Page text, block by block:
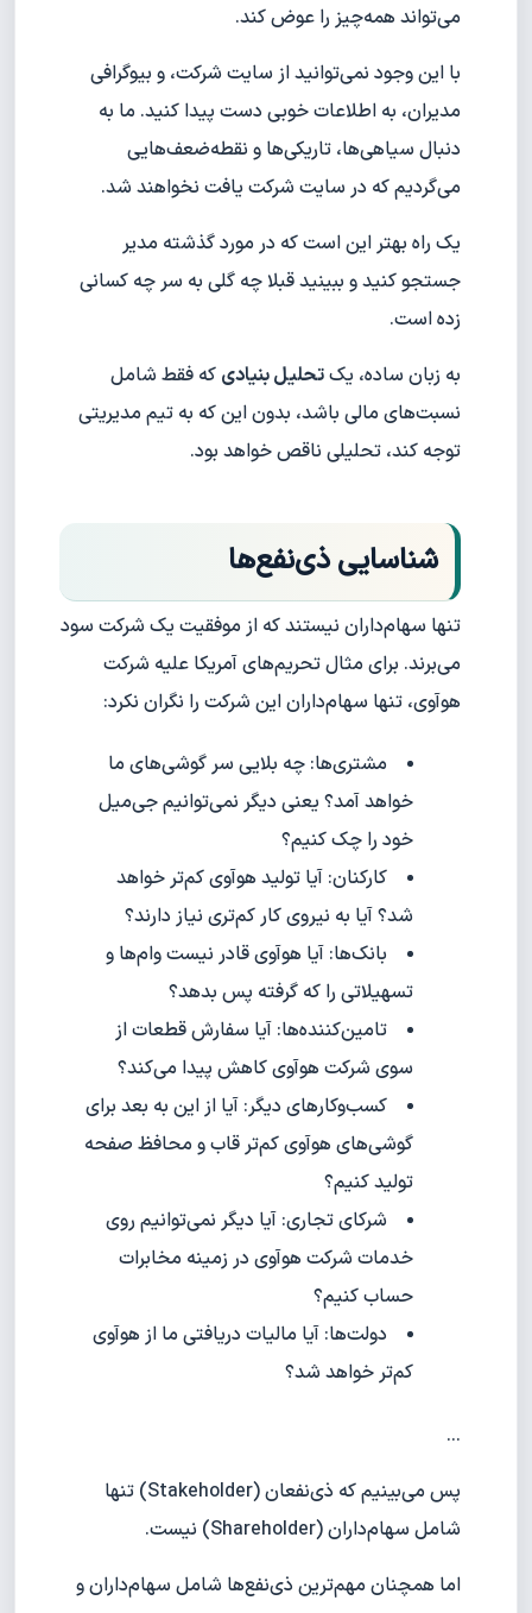
می‌تواند همه‌چیز را عوض کند.
با این وجود نمی‌توانید از سایت شرکت، و بیوگرافی
مدیران، به اطلاعات خوبی دست پیدا کنید. ما به
دنبال سیاهی‌ها، تاریکی‌ها و نقطه‌ضعف‌هایی
می‌گردیم که در سایت شرکت یافت نخواهند شد.
یک راه بهتر این است که در مورد گذشته مدیر
جستجو کنید و ببینید قبلا چه گلی به سر چه کسانی
زده است.
به زبان ساده، یکتحلیل بنیادی که فقط شامل
نسبت‌های مالی باشد، بدون این که به تیم مدیریتی
توجه کند، تحلیلی ناقص خواهد بود.
شناسایی ذی‌نفع‌ها
تنها سهام‌داران نیستند که از موفقیت یک شرکت سود
می‌برند. برای مثال تحریم‌های آمریکا علیه شرکت
هوآوی، تنها سهام‌داران این شرکت را نگران نکرد:
مشتری‌ها: چه بلایی سر گوشی‌های ما
خواهد آمد؟ یعنی دیگر نمی‌توانیم جی‌میل
خود را چک کنیم؟
کارکنان: آیا تولید هوآوی کم‌تر خواهد
شد؟ آیا به نیروی کار کم‌تری نیاز دارند؟
بانک‌ها: آیا هوآوی قادر نیست وام‌ها و
تسهیلاتی را که گرفته پس بدهد؟
تامین‌کننده‌ها: آیا سفارش قطعات از
سوی شرکت هوآوی کاهش پیدا می‌کند؟
کسب‌وکارهای دیگر: آیا از این به بعد برای
گوشی‌های هوآوی کم‌تر قاب و محافظ صفحه
تولید کنیم؟
شرکای تجاری: آیا دیگر نمی‌توانیم روی
خدمات شرکت هوآوی در زمینه مخابرات
حساب کنیم؟
دولت‌ها: آیا مالیات دریافتی ما از هوآوی
کم‌تر خواهد شد؟
...
پس می‌بینیم که ذی‌نفعان (Stakeholder) تنها
شامل سهام‌داران (Shareholder) نیست.
اما همچنان مهم‌ترین ذی‌نفع‌ها شامل سهام‌داران و